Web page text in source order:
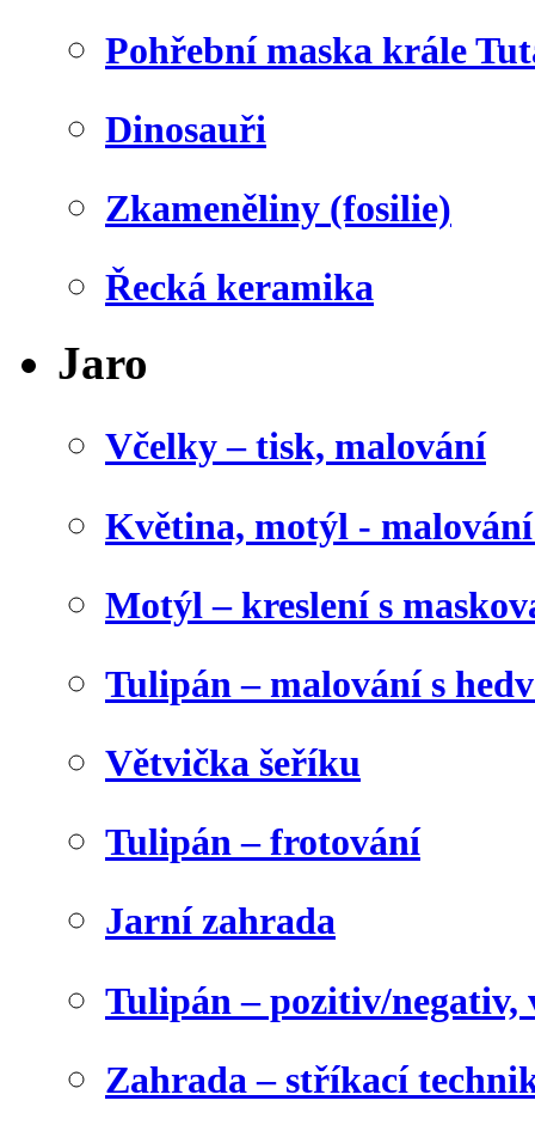
Pohřební maska krále
Dinosauři
Zkameněliny (fosilie)
Řecká keramika
Jaro
Včelky – tisk, malování
Květina, motýl -
Motýl – kreslení s
Tulipán – malování s
Větvička šeříku
Tulipán – frotování
Jarní zahrada
Tulipán – pozitiv/negativ,
Zahrada – stříkací